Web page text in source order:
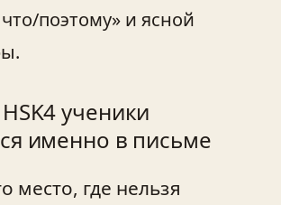
поэтому» и ясной
ученики
именно в письме
место, где нельзя